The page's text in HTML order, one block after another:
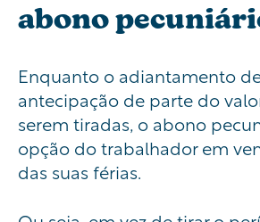
abono
Enquanto o adiantamento
antecipação de parte do
serem tiradas, o abono
opção do trabalhador em
das suas férias.